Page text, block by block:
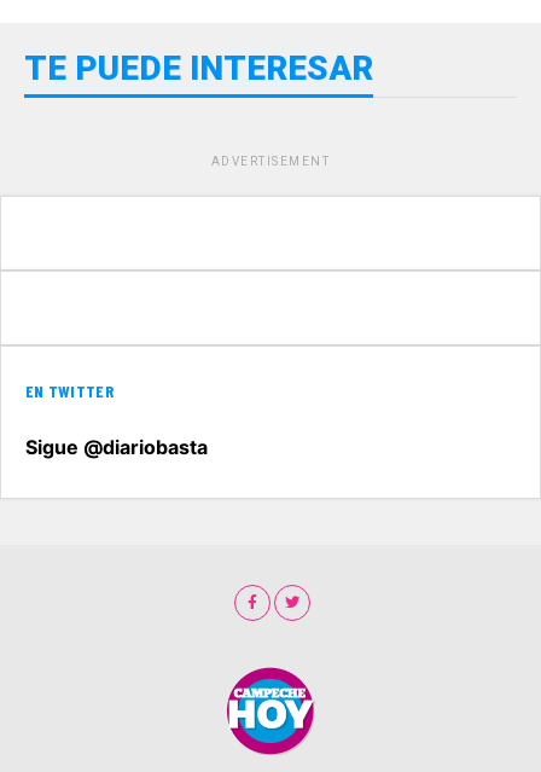
TE PUEDE INTERESAR
ADVERTISEMENT
EN TWITTER
Sigue @diariobasta